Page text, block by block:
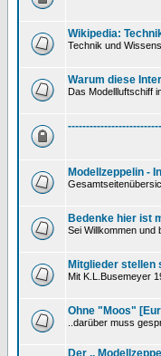
Wikipedia:
Technik und
Warum diese
Das Modellluftschiff
Modellzeppelin -
Bedenke hier ist
Sei Willkommen und
Mitglieder stellen
Mit K.L.Busemeyer
Ohne "Moos"
..darüber muss
Der ..